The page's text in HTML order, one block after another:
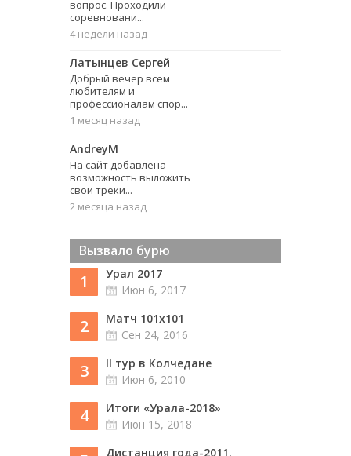
вопрос. Проходили
соревновани...
4 недели назад
Латынцев Сергей
Добрый вечер всем
любителям и
профессионалам спор...
1 месяц назад
AndreyM
На сайт добавлена
возможность выложить
свои треки...
2 месяца назад
Вызвало бурю
1
Урал 2017
Июн 6, 2017
2
Матч 101х101
Сен 24, 2016
3
II тур в Колчедане
Июн 6, 2010
4
Итоги «Урала-2018»
Июн 15, 2018
Дистанция года-2011.